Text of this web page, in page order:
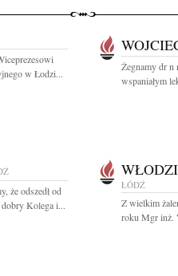
w Łodzi...
Żegnamy dr n
wspaniałym
że odszedł od
dobry Kolega i...
ŁÓDŹ
Z wielkim
roku Mgr inż.